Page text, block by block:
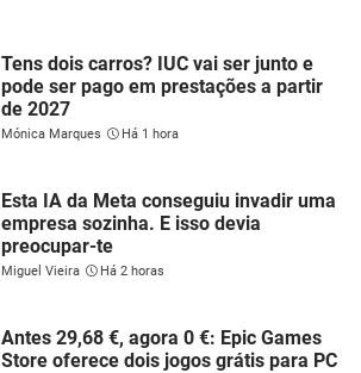
Tens dois carros? IUC vai ser junto e
pode ser pago em prestações a partir
de 2027
Mónica Marques Há 1 hora
Esta IA da Meta conseguiu invadir uma
empresa sozinha. E isso devia
preocupar-te
Miguel Vieira Há 2 horas
Antes 29,68 €, agora 0 €: Epic Games
Store oferece dois jogos grátis para PC